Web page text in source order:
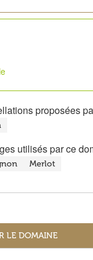
proposées
utilisés par ce
Merlot
LE DOMAINE